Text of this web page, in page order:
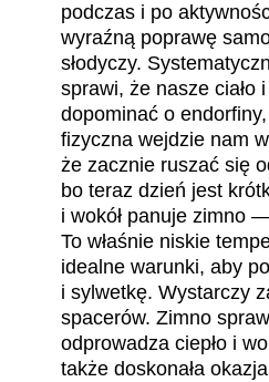
podczas i po
wyraźną poprawę
słodyczy.
sprawi, że nasze ciało
dopominać o
fizyczna wejdzie nam
że zacznie ruszać się
bo teraz dzień jest
i wokół panuje zimno —
To właśnie niskie
idealne warunki, aby
i sylwetkę. Wystarczy
spacerów. Zimno
odprowadza ciepło i
także doskonała